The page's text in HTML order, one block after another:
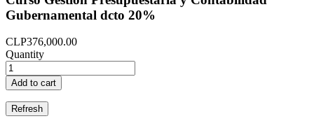
Gubernamental dcto 20%
CLP376,000.00
Quantity
Add to cart